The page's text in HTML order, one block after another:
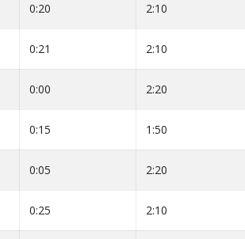
0:20 2:10
0:21 2:10
0:00 2:20
0:15 1:50
0:05 2:20
0:25 2:10